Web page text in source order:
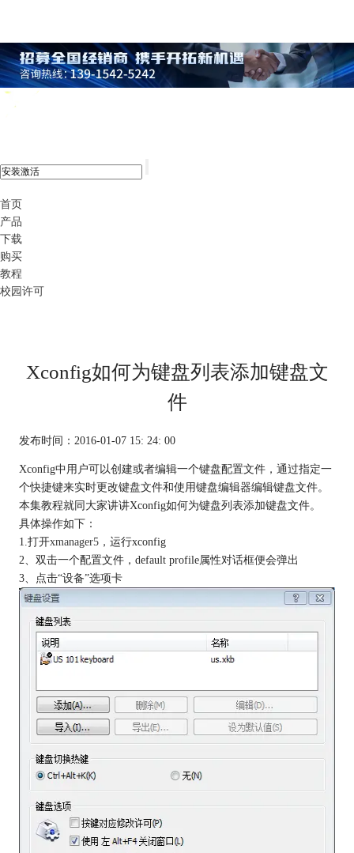
首页
产品
下载
购买
教程
校园许可
Xconfig如何为键盘列表添加键盘文
件
发布时间：2016-01-07 15: 24: 00
Xconfig中用户可以创建或者编辑一个键盘配置文件，通过指定一
个快捷键来实时更改键盘文件和使用键盘编辑器编辑键盘文件。
本集教程就同大家讲讲Xconfig如何为键盘列表添加键盘文件。
具体操作如下：
1.打开xmanager5，运行xconfig
2、双击一个配置文件，default profile属性对话框便会弹出
3、点击“设备”选项卡